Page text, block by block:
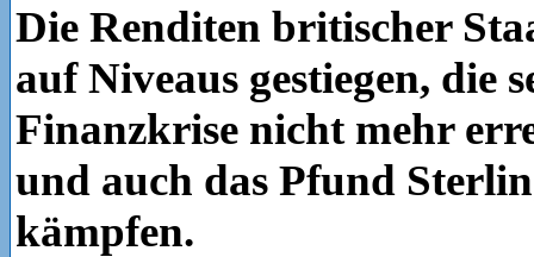
Die Renditen britischer
auf Niveaus gestiegen, die
Finanzkrise nicht mehr
und auch das Pfund
kämpfen.